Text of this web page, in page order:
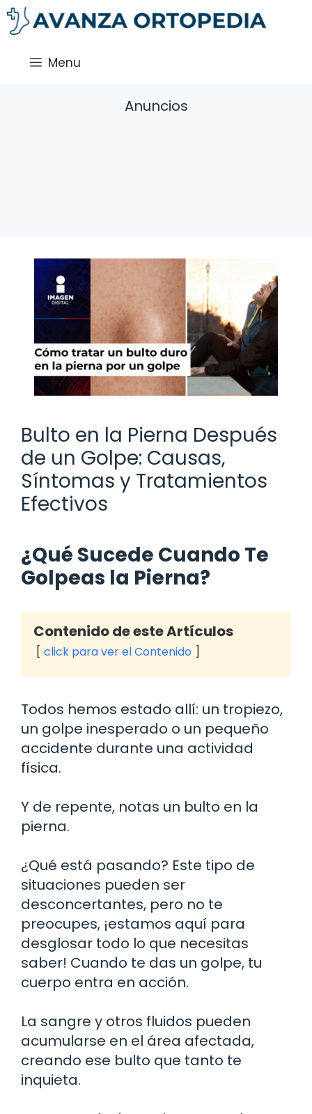
Saltar
al
Menu
Anuncios
Bulto en la Pierna Después
de un Golpe: Causas,
Síntomas y Tratamientos
Efectivos
¿Qué Sucede Cuando Te
Golpeas la Pierna?
Contenido de este Artículos
click para ver el Contenido
Todos hemos estado allí: un tropiezo,
un golpe inesperado o un pequeño
accidente durante una actividad
física.
Y de repente, notas un bulto en la
pierna.
¿Qué está pasando? Este tipo de
situaciones pueden ser
desconcertantes, pero no te
preocupes, ¡estamos aquí para
desglosar todo lo que necesitas
saber! Cuando te das un golpe, tu
cuerpo entra en acción.
La sangre y otros fluidos pueden
acumularse en el área afectada,
creando ese bulto que tanto te
inquieta.